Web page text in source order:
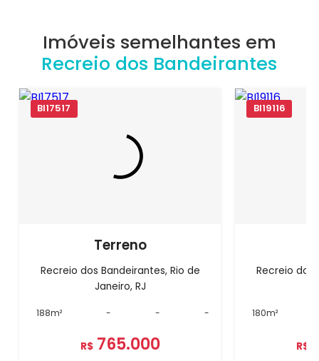
Imóveis semelhantes em
Recreio dos Bandeirantes
BI17517
Terreno
Recreio dos Bandeirantes, Rio de
Janeiro, RJ
188m² - - -
R$ 765.000
BI19116
Recreio dos
180m²
R$